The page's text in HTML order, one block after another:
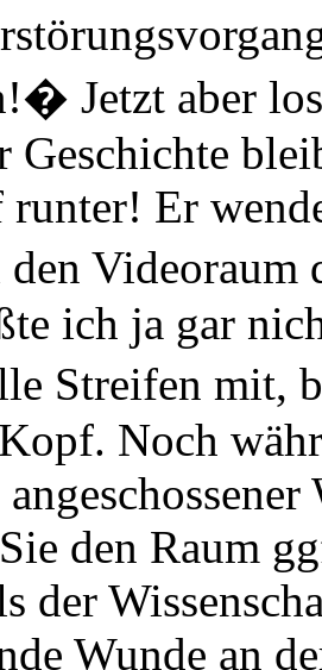
Jetzt aber
Geschichte
Er
den
ich ja gar
Streifen mit,
Noch
den Raum
der
Wunde an